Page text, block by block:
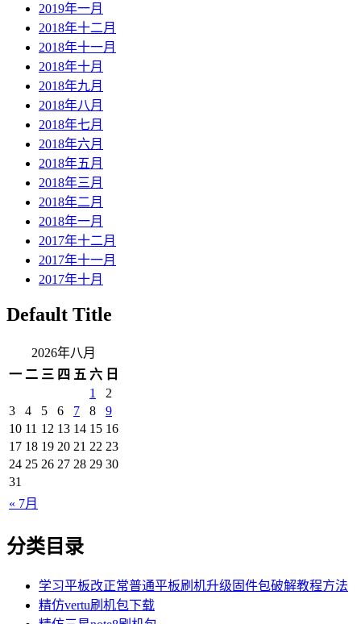
2019年一月
2018年十二月
2018年十一月
2018年十月
2018年九月
2018年八月
2018年七月
2018年六月
2018年五月
2018年三月
2018年二月
2018年一月
2017年十二月
2017年十一月
2017年十月
Default Title
2026年八月
一 二 三 四 五 六 日
« 7月
1
2
3
4 5 6 7 8
9
10 11 12 13 14 15 16
17 18 19 20 21 22 23
24 25 26 27 28 29 30
31
分类目录
学习平板改正常普通平板刷机升级固件包破解教程方法
精仿vertu刷机包下载